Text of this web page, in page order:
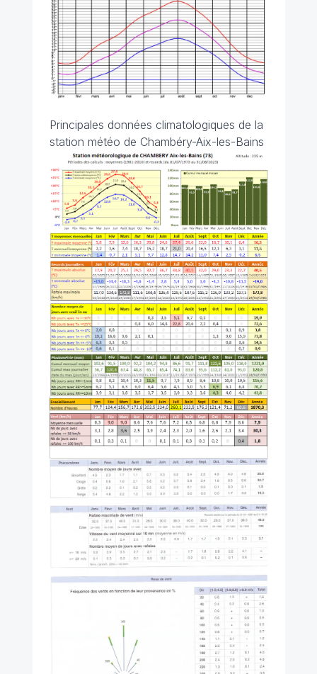
Principales données climatologiques de la
station météo de Chambéry-Aix-les-Bains